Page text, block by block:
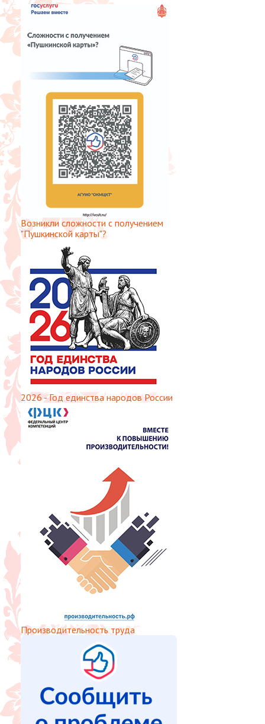
Возникли сложности с получением
"Пушкинской карты"?
2026 - Год единства народов России
Производительность труда